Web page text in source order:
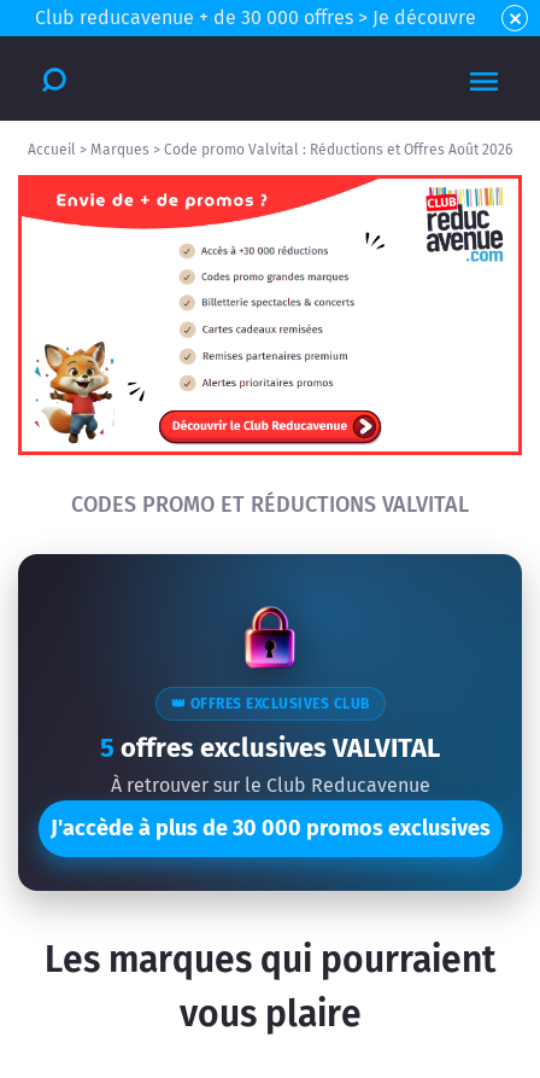
Club reducavenue + de 30 000 offres > Je découvre
Accueil > Marques > Code promo Valvital : Réductions et Offres Août 2026
CODES PROMO ET RÉDUCTIONS VALVITAL
👑 OFFRES EXCLUSIVES CLUB
5 offres exclusives VALVITAL
À retrouver sur le Club Reducavenue
J'accède à plus de 30 000 promos exclusives
Les marques qui pourraient
vous plaire